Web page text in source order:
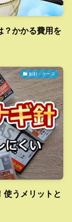
？かかる費用を
鮎針・ケース
使うメリットと